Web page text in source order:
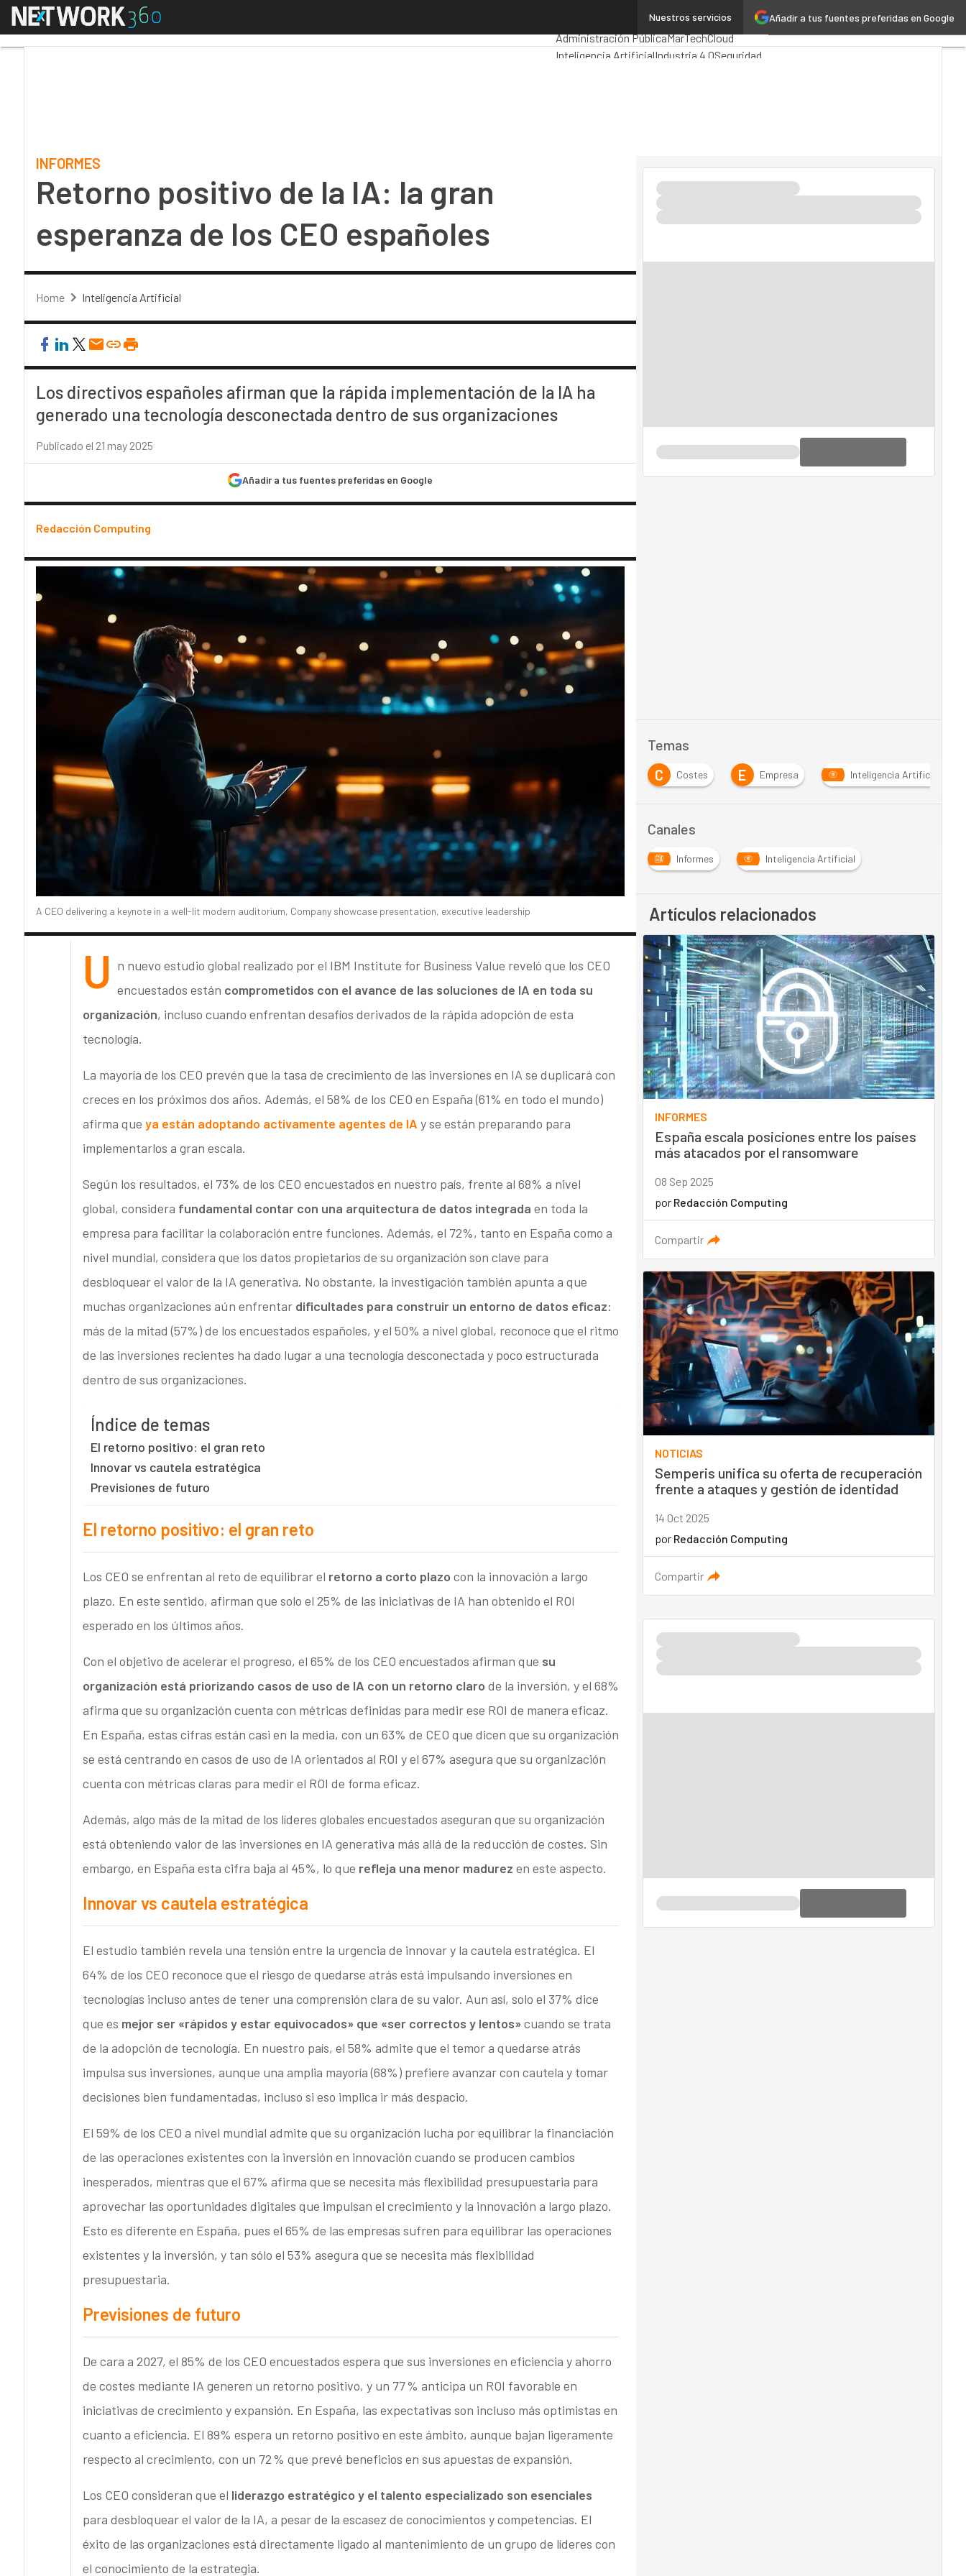
Añadir a tus fuentes preferidas en Google
Nuestros servicios
Menú
Premios ComputingAnalytics
Administración PúblicaMarTechCloud
Inteligencia ArtificialIndustria 4.0Seguridad
INFORMES
Retorno positivo de la IA: la gran
esperanza de los CEO españoles
Home Inteligencia Artificial
Los directivos españoles afirman que la rápida implementación de la IA ha
generado una tecnología desconectada dentro de sus organizaciones
Publicado el 21 may 2025
Añadir a tus fuentes preferidas en Google
Redacción Computing
A CEO delivering a keynote in a well-lit modern auditorium, Company showcase presentation, executive leadership
U n nuevo estudio global realizado por el IBM Institute for Business Value reveló que los CEO
encuestados están comprometidos con el avance de las soluciones de IA en toda su
organización, incluso cuando enfrentan desafíos derivados de la rápida adopción de esta
tecnología.
La mayoría de los CEO prevén que la tasa de crecimiento de las inversiones en IA se duplicará con
creces en los próximos dos años. Además, el 58% de los CEO en España (61% en todo el mundo)
afirma que ya están adoptando activamente agentes de IA y se están preparando para
implementarlos a gran escala.
Según los resultados, el 73% de los CEO encuestados en nuestro país, frente al 68% a nivel
global, considera fundamental contar con una arquitectura de datos integrada en toda la
empresa para facilitar la colaboración entre funciones. Además, el 72%, tanto en España como a
nivel mundial, considera que los datos propietarios de su organización son clave para
desbloquear el valor de la IA generativa. No obstante, la investigación también apunta a que
muchas organizaciones aún enfrentar dificultades para construir un entorno de datos eficaz:
más de la mitad (57%) de los encuestados españoles, y el 50% a nivel global, reconoce que el ritmo
de las inversiones recientes ha dado lugar a una tecnología desconectada y poco estructurada
dentro de sus organizaciones.
Índice de temas
El retorno positivo: el gran reto
Innovar vs cautela estratégica
Previsiones de futuro
El retorno positivo: el gran reto
Los CEO se enfrentan al reto de equilibrar el retorno a corto plazo con la innovación a largo
plazo. En este sentido, afirman que solo el 25% de las iniciativas de IA han obtenido el ROI
esperado en los últimos años.
Con el objetivo de acelerar el progreso, el 65% de los CEO encuestados afirman que su
organización está priorizando casos de uso de IA con un retorno claro de la inversión, y el 68%
afirma que su organización cuenta con métricas definidas para medir ese ROI de manera eficaz.
En España, estas cifras están casi en la media, con un 63% de CEO que dicen que su organización
se está centrando en casos de uso de IA orientados al ROI y el 67% asegura que su organización
cuenta con métricas claras para medir el ROI de forma eficaz.
Además, algo más de la mitad de los líderes globales encuestados aseguran que su organización
está obteniendo valor de las inversiones en IA generativa más allá de la reducción de costes. Sin
embargo, en España esta cifra baja al 45%, lo que refleja una menor madurez en este aspecto.
Innovar vs cautela estratégica
El estudio también revela una tensión entre la urgencia de innovar y la cautela estratégica. El
64% de los CEO reconoce que el riesgo de quedarse atrás está impulsando inversiones en
tecnologías incluso antes de tener una comprensión clara de su valor. Aun así, solo el 37% dice
que es mejor ser «rápidos y estar equivocados» que «ser correctos y lentos» cuando se trata
de la adopción de tecnología. En nuestro país, el 58% admite que el temor a quedarse atrás
impulsa sus inversiones, aunque una amplia mayoría (68%) prefiere avanzar con cautela y tomar
decisiones bien fundamentadas, incluso si eso implica ir más despacio.
El 59% de los CEO a nivel mundial admite que su organización lucha por equilibrar la financiación
de las operaciones existentes con la inversión en innovación cuando se producen cambios
inesperados, mientras que el 67% afirma que se necesita más flexibilidad presupuestaria para
aprovechar las oportunidades digitales que impulsan el crecimiento y la innovación a largo plazo.
Esto es diferente en España, pues el 65% de las empresas sufren para equilibrar las operaciones
existentes y la inversión, y tan sólo el 53% asegura que se necesita más flexibilidad
presupuestaria.
Previsiones de futuro
De cara a 2027, el 85% de los CEO encuestados espera que sus inversiones en eficiencia y ahorro
de costes mediante IA generen un retorno positivo, y un 77 % anticipa un ROI favorable en
iniciativas de crecimiento y expansión. En España, las expectativas son incluso más optimistas en
cuanto a eficiencia. El 89% espera un retorno positivo en este ámbito, aunque bajan ligeramente
respecto al crecimiento, con un 72 % que prevé beneficios en sus apuestas de expansión.
Los CEO consideran que el liderazgo estratégico y el talento especializado son esenciales
para desbloquear el valor de la IA, a pesar de la escasez de conocimientos y competencias. El
éxito de las organizaciones está directamente ligado al mantenimiento de un grupo de líderes con
el conocimiento de la estrategia.
Temas
B
Beneficios C Costes E Empresa Inteligencia Artificial
Canales
Informes Inteligencia Artificial
Artículos relacionados
INFORMES
España escala posiciones entre los países
más atacados por el ransomware
08 Sep 2025
por Redacción Computing
Compartir
NOTICIAS
Semperis unifica su oferta de recuperación
frente a ataques y gestión de identidad
14 Oct 2025
por Redacción Computing
Compartir